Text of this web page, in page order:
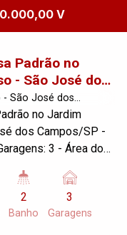
V
Padrão no
- São José dos
- São José dos
no Jardim
dos Campos/SP -
3 - Área do
Se você
casa espaçosa em
essa pode ser a
2
Banho
3
Garagens